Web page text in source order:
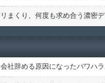
まくり、何度も求め合う濃密デ